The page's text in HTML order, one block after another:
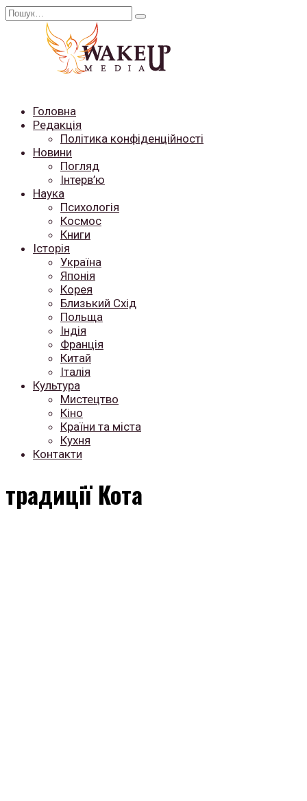
Перейти
Search
Головна
Редакція
Політика конфіденційності
Новини
Погляд
Інтерв’ю
Наука
Психологія
Космос
Книги
Історія
Україна
Японія
Корея
Близький Схід
Польща
Індія
Франція
Китай
Італія
Культура
Мистецтво
Кіно
Країни та міста
Кухня
Контакти
традиції Кота